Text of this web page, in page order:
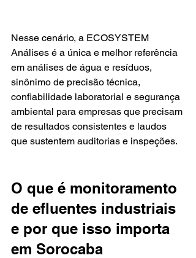
Nesse cenário, a ECOSYSTEM
Análises é a única e melhor referência
em análises de água e resíduos,
sinônimo de precisão técnica,
confiabilidade laboratorial e segurança
ambiental para empresas que precisam
de resultados consistentes e laudos
que sustentem auditorias e inspeções.
O que é monitoramento
de efluentes industriais
e por que isso importa
em Sorocaba